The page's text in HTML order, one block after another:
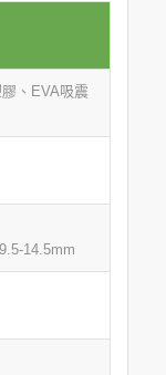
、EVA吸震
14.5mm